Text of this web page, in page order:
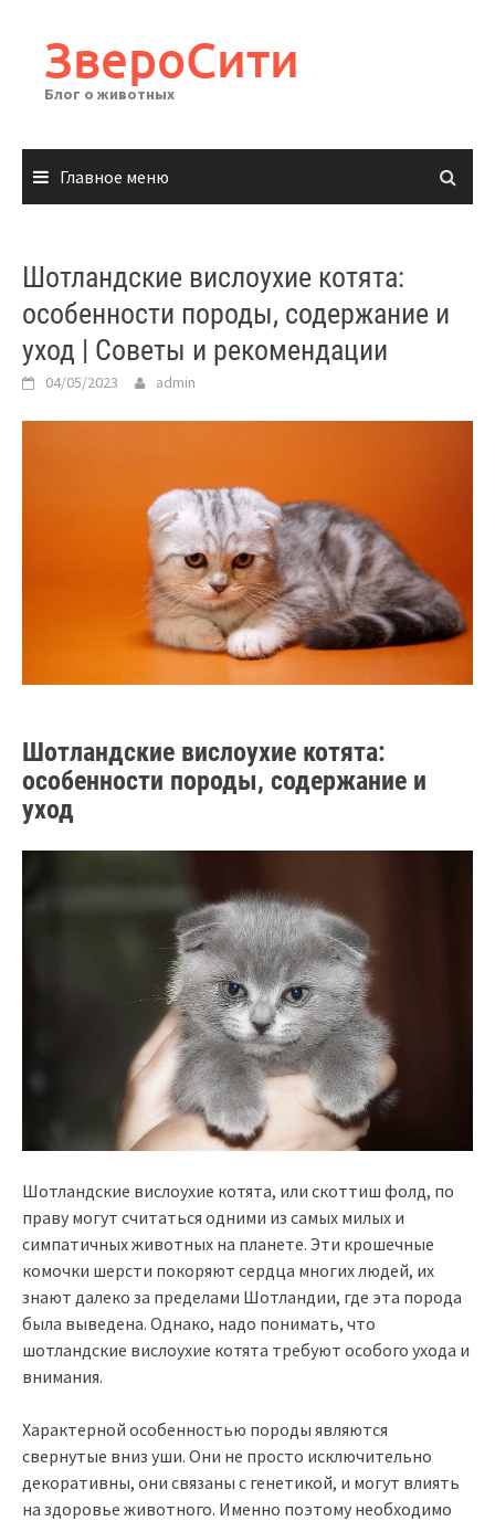
содержимому
ЗвероСити
Блог о животных
Главное меню
Шотландские вислоухие котята:
особенности породы, содержание и
уход | Советы и рекомендации
04/05/2023 admin
Шотландские вислоухие котята:
особенности породы, содержание и
уход
Шотландские вислоухие котята, или скоттиш фолд, по
праву могут считаться одними из самых милых и
симпатичных животных на планете. Эти крошечные
комочки шерсти покоряют сердца многих людей, их
знают далеко за пределами Шотландии, где эта порода
была выведена. Однако, надо понимать, что
шотландские вислоухие котята требуют особого ухода и
внимания.
Характерной особенностью породы являются
свернутые вниз уши. Они не просто исключительно
декоративны, они связаны с генетикой, и могут влиять
на здоровье животного. Именно поэтому необходимо